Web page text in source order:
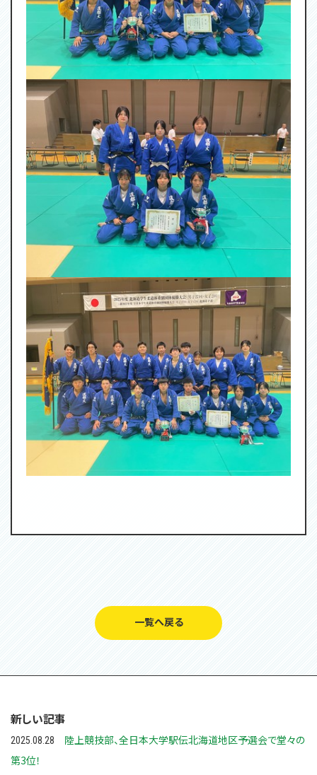
一覧へ戻る
新しい記事
2025.08.28
陸上競技部、全日本大学駅伝北海道地区予選会で堂々の
第3位！